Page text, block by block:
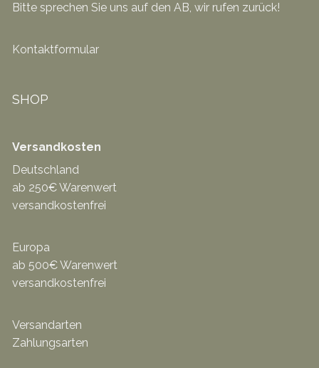
Bitte sprechen Sie uns auf den AB, wir rufen zurück!
Kontaktformular
SHOP
Versandkosten
Deutschland
ab 250€ Warenwert
versandkostenfrei
Europa
ab 500€ Warenwert
versandkostenfrei
Versandarten
Zahlungsarten